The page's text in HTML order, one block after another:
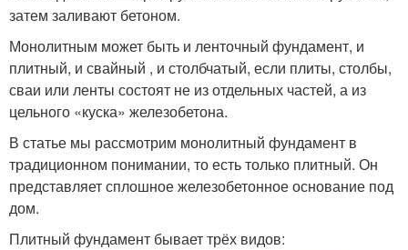
затем заливают бетоном.
Монолитным может быть и ленточный фундамент, и
плитный, и свайный , и столбчатый, если плиты, столбы,
сваи или ленты состоят не из отдельных частей, а из
цельного «куска» железобетона.
В статье мы рассмотрим монолитный фундамент в
традиционном понимании, то есть только плитный. Он
представляет сплошное железобетонное основание под
дом.
Плитный фундамент бывает трёх видов: